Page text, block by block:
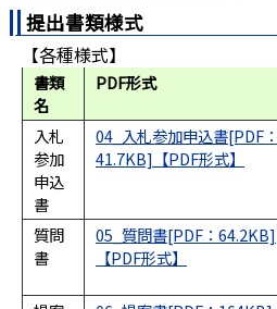
提出書類様式
【各種様式】
書類
名
PDF形式
入札
参加
申込
書
04_入札参加申込書[PDF：
41.7KB]
質問
書
05_質問書[PDF：64.2KB]